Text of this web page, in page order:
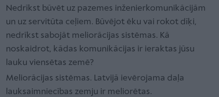
Nedrīkst būvēt uz pazemes inženierkomunikācijām
un uz servitūta ceļiem. Būvējot ēku vai rokot dīķi,
nedrīkst sabojāt meliorācijas sistēmas. Kā
noskaidrot, kādas komunikācijas ir ieraktas jūsu
lauku viensētas zemē?
Meliorācijas sistēmas. Latvijā ievērojama daļa
lauksaimniecības zemju ir meliorētas.